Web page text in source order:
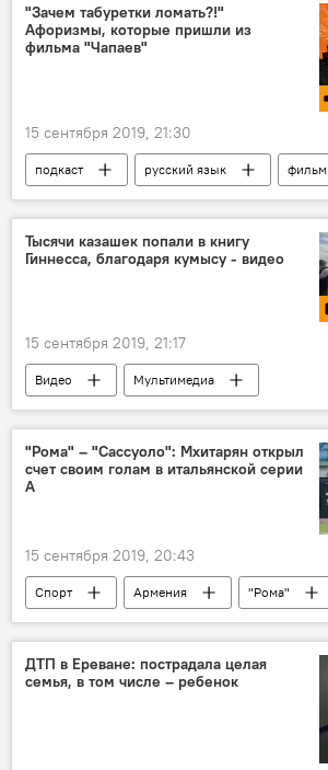
"Зачем табуретки ломать?!"
Афоризмы, которые пришли из
фильма "Чапаев"
15 сентября 2019, 21:30
подкаст русский язык
фильм
Голос
Тысячи казашек попали в книгу
Гиннесса, благодаря кумысу - видео
15 сентября 2019, 21:17
Видео
Мультимедиа
книга рекордов Гиннесса
"Рома" – "Сассуоло": Мхитарян открыл
счет своим голам в итальянской серии
А
15 сентября 2019, 20:43
Спорт Армения
"Рома"
Генрих Мхитарян
ДТП в Ереване: пострадала целая
семья, в том числе – ребенок